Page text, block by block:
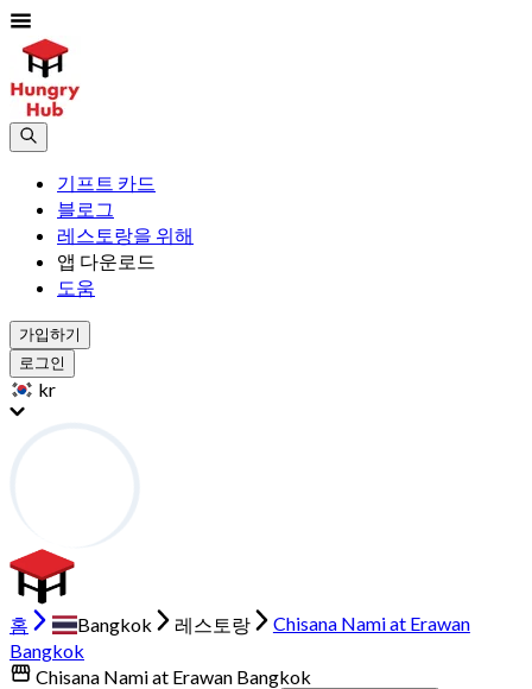
기프트 카드
블로그
레스토랑을 위해
앱 다운로드
도움
가입하기
로그인
kr
홈 Bangkok 레스토랑
Chisana Nami at Erawan
Bangkok
Chisana Nami at Erawan Bangkok